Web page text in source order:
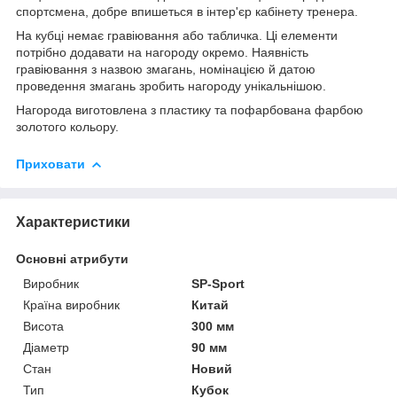
спортсмена, добре впишеться в інтер'єр кабінету тренера.
На кубці немає гравіювання або табличка. Ці елементи
потрібно додавати на нагороду окремо. Наявність
гравіювання з назвою змагань, номінацією й датою
проведення змагань зробить нагороду унікальнішою.
Нагорода виготовлена з пластику та пофарбована фарбою
золотого кольору.
Приховати
Характеристики
Основні атрибути
Виробник
SP-Sport
Країна виробник
Китай
Висота
300 мм
Діаметр
90 мм
Стан
Новий
Тип
Кубок